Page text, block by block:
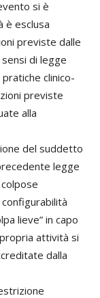
si è
è esclusa
previste dalle
di legge
clinico-
previste
alla
del suddetto
legge
lieve” in capo
attività si
dalla